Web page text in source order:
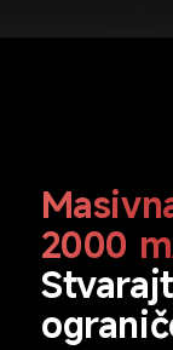
2000